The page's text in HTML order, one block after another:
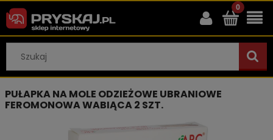
PUŁAPKA NA MOLE ODZIEŻOWE UBRANIOWE
FEROMONOWA WABIĄCA 2 SZT.